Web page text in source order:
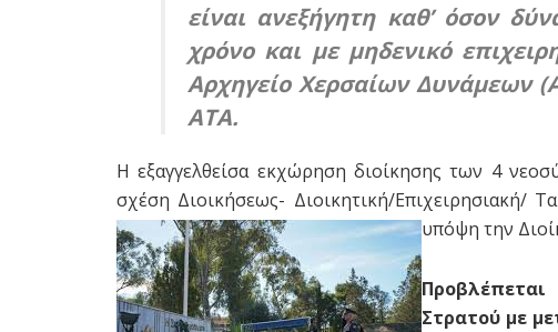
είναι ανεξήγητη καθ’ όσον
χρόνο και με μηδενικό
Αρχηγείο Χερσαίων Δυνάμεων
ΑΤΑ.
Η εξαγγελθείσα εκχώρηση διοίκησης των 4
σχέση Διοικήσεως- Διοικητική/Επιχειρησιακή/
υπόψη την
Προβλέπεται
Στρατού με